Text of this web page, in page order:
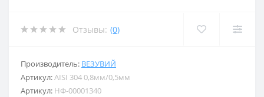
Отзывы: (0)
Производитель: ВЕЗУВИЙ
Артикул:AISI 304 0,8мм/0,5мм
Артикул: НФ-00001340